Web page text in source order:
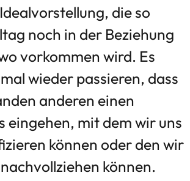
die so
noch in der Beziehung
vorkommen wird. Es
wieder passieren, dass
anderen einen
eingehen, mit dem wir uns
können oder den wir
können.